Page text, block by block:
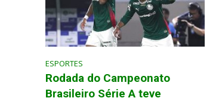
ESPORTES
Rodada do Campeonato
Brasileiro Série A teve